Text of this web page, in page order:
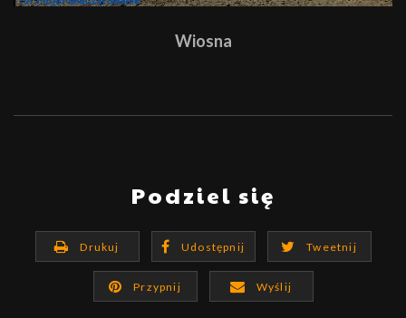
Wiosna
Podziel się
Drukuj Udostępnij Tweetnij
Przypnij Wyślij